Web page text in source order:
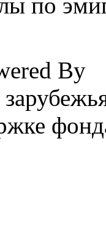
по
By